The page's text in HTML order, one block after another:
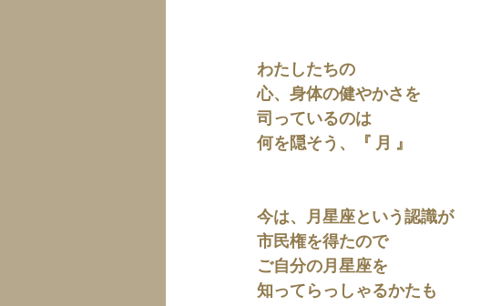
わたしたちの
心、身体の健やかさを
司っているのは
何を隠そう、『 月 』
今は、月星座という認識が
市民権を得たので
ご自分の月星座を
知ってらっしゃるかたも